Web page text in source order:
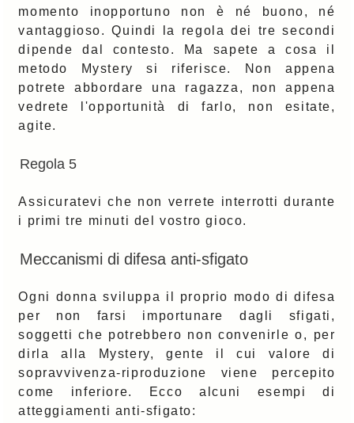
momento inopportuno non è né buono, né
vantaggioso. Quindi la regola dei tre secondi
dipende dal contesto. Ma sapete a cosa il
metodo Mystery si riferisce. Non appena
potrete abbordare una ragazza, non appena
vedrete l'opportunità di farlo, non esitate,
agite.
Regola 5
Assicuratevi che non verrete interrotti durante
i primi tre minuti del vostro gioco.
Meccanismi di difesa anti-sfigato
Ogni donna sviluppa il proprio modo di difesa
per non farsi importunare dagli sfigati,
soggetti che potrebbero non convenirle o, per
dirla alla Mystery, gente il cui valore di
sopravvivenza-riproduzione viene percepito
come inferiore. Ecco alcuni esempi di
atteggiamenti anti-sfigato: